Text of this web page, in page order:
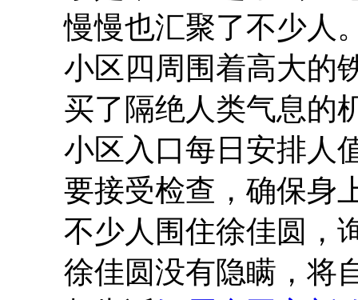
慢慢也汇聚了不少人
小区四周围着高大的
买了隔绝人类气息的
小区入口每日安排人
要接受检查，确保身
不少人围住徐佳圆，
徐佳圆没有隐瞒，将